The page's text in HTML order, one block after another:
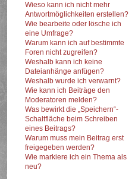
Wieso kann ich nicht mehr
Antwortmöglichkeiten erstellen?
Wie bearbeite oder lösche ich
eine Umfrage?
Warum kann ich auf bestimmte
Foren nicht zugreifen?
Weshalb kann ich keine
Dateianhänge anfügen?
Weshalb wurde ich verwarnt?
Wie kann ich Beiträge den
Moderatoren melden?
Was bewirkt die „Speichern“-
Schaltfläche beim Schreiben
eines Beitrags?
Warum muss mein Beitrag erst
freigegeben werden?
Wie markiere ich ein Thema als
neu?